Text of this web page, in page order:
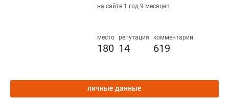
на сайте 1 год 9 месяцев
место
180
репутация
14
комментарии
619
личные данные